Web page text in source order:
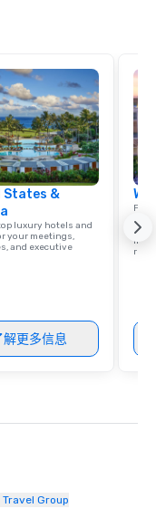
responsible tourism. With experience
across destinations
Miami, Los Angeles,
Las Vegas, Chicago,
New Orleans, we
local expertise, and
ground support to
States &
luxury hotels and
your meetings,
and executive
解更多信息
Group